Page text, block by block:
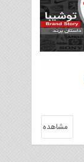
مشاهده